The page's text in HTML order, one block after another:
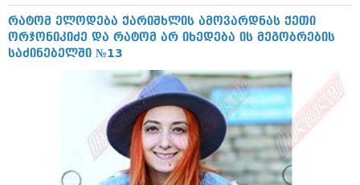
დეკემბერი 2016 (207)
ნოემბერი 2016 (207)
ოქტომბერი 2016 (257)
აგვისტო 2016 (258)
ივლისი 2016 (211)
ივნისი 2016 (221)
მაისი 2016 (261)
აპრილი 2016 (215)
მარტი 2016 (200)
თებერვალი 2016 (250)
რატომ ელოდება ქარიშხლის ამოვარდნას ქეთი
ორჯონიკიძე და რატომ არ იხედება ის მეგობრების
საძინებელში №13